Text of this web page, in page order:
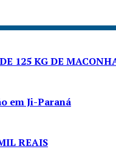
125 KG DE
em Ji-Paraná
REAIS